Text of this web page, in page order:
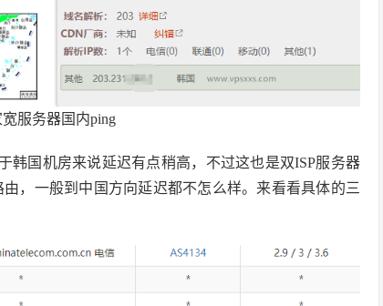
服务器国内ping
韩国机房来说延迟有点稍高，不过这也是双ISP服务器
，一般到中国方向延迟都不怎么样。来看看具体的三